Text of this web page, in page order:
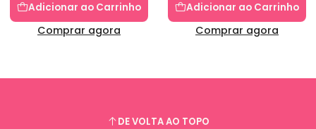
Adicionar ao Carrinho
Comprar agora
Adicionar ao Carrinho
Comprar agora
DE VOLTA AO TOPO